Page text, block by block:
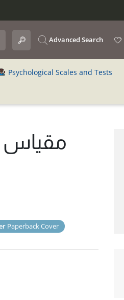
Advanced Search
Psychological Scales and Tests
مقياس
Paperback Cover